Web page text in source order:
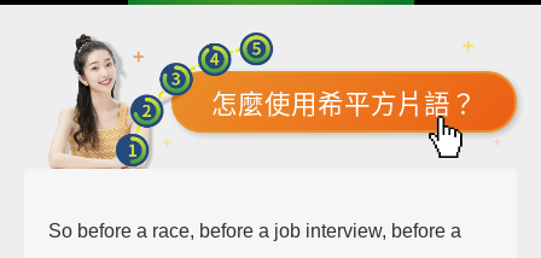
怎麼使用希平方片語？
So before a race, before a job interview, before a